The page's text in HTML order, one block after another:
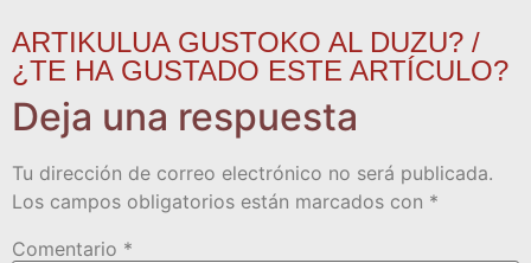
ARTIKULUA GUSTOKO AL DUZU? /
¿TE HA GUSTADO ESTE ARTÍCULO?
Deja una respuesta
Tu dirección de correo electrónico no será publicada.
Los campos obligatorios están marcados con *
Comentario *